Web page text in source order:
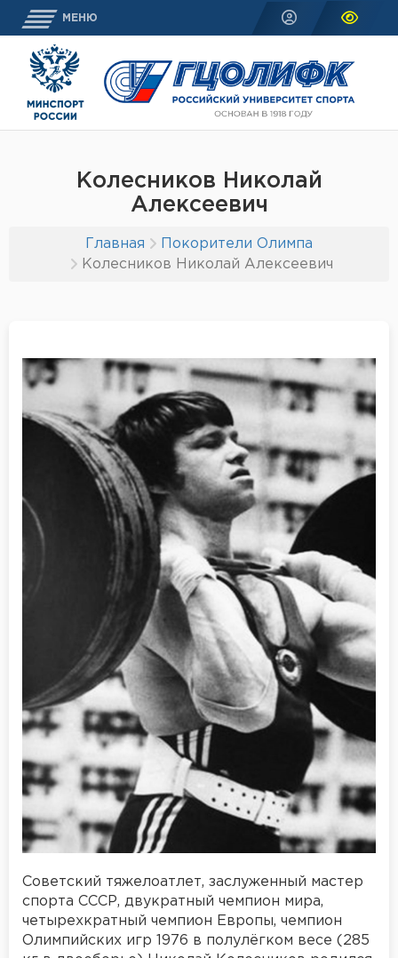
МЕНЮ
Колесников Николай
Алексеевич
Главная
Покорители Олимпа
Колесников Николай Алексеевич
Советский тяжелоатлет, заслуженный мастер
спорта СССР, двукратный чемпион мира,
четырехкратный чемпион Европы, чемпион
Олимпийских игр 1976 в полулёгком весе (285